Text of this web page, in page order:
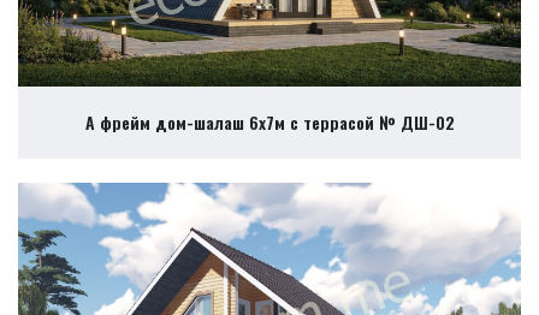
А фрейм дом-шалаш 6х7м с террасой № ДШ-02